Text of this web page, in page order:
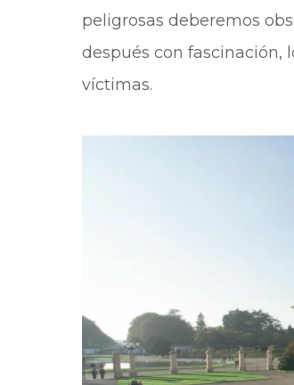
peligrosas deberemos
después con fascinación,
víctimas.